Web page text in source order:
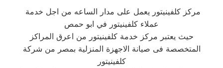
عملاء كلفينيتور في ابو حمص
حيث يعتبر مركز خدمة كلفينيتور من اعرق المراكز
المتخصصة فى صيانة الاجهزة المنزلية بمصر من شركة
كلفينيتور